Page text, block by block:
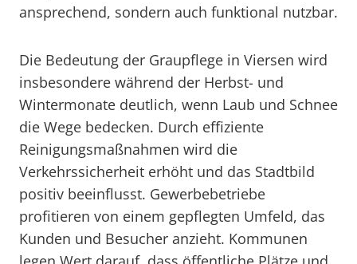
ansprechend, sondern auch funktional nutzbar.
Die Bedeutung der Graupflege in Viersen wird
insbesondere während der Herbst- und
Wintermonate deutlich, wenn Laub und Schnee
die Wege bedecken. Durch effiziente
Reinigungsmaßnahmen wird die
Verkehrssicherheit erhöht und das Stadtbild
positiv beeinflusst. Gewerbebetriebe
profitieren von einem gepflegten Umfeld, das
Kunden und Besucher anzieht. Kommunen